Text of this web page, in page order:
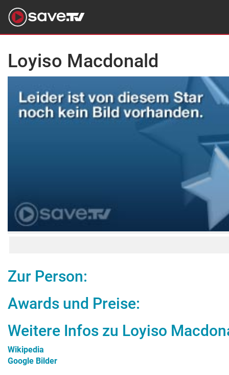
Loyiso Macdonald
Zur Person:
Awards und Preise:
Weitere Infos zu Loyiso
Wikipedia
Google Bilder